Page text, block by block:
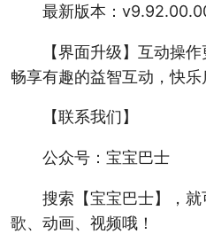
最新版本：
【界面升级】互动操
畅享有趣的益智互动，快乐
【联系我们】
公众号：宝宝巴士
搜索【宝宝巴士】，
歌、动画、视频哦！